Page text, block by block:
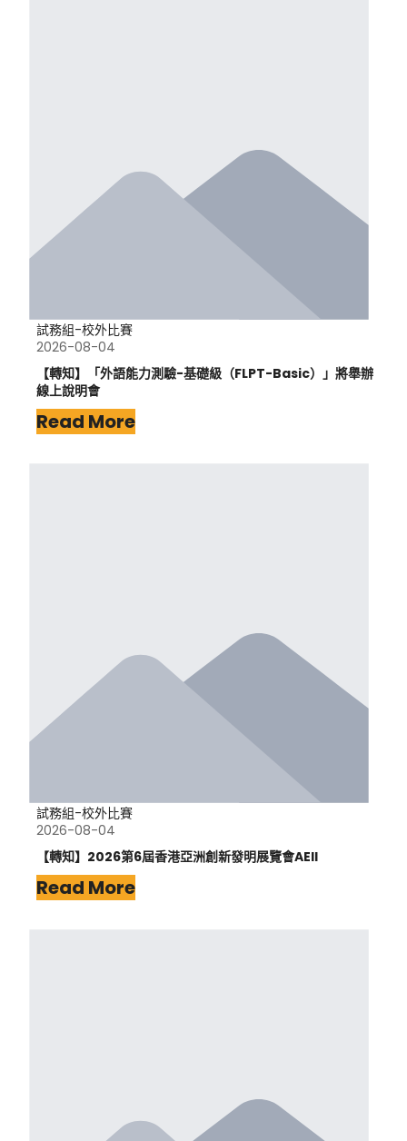
試務組-校外比賽
2026-08-04
【轉知】「外語能力測驗-基礎級（FLPT-Basic）」將舉辦
線上說明會
Read More
試務組-校外比賽
2026-08-04
【轉知】2026第6屆香港亞洲創新發明展覽會AEII
Read More